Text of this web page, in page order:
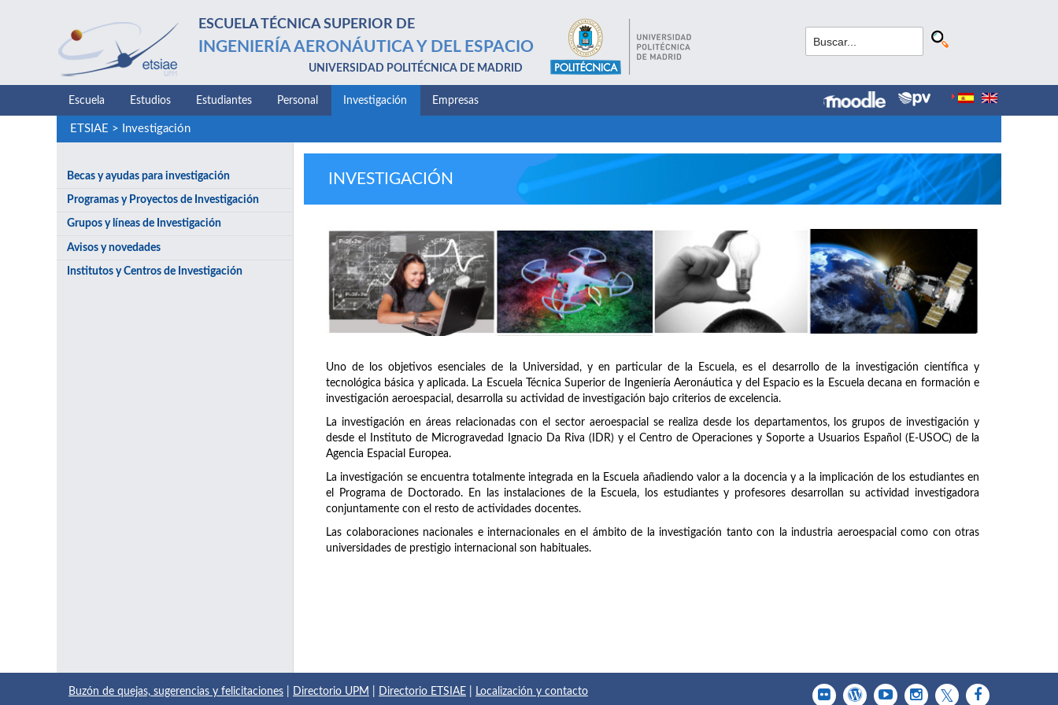
ESCUELA TÉCNICA SUPERIOR DE
INGENIERÍA AERONÁUTICA Y DEL ESPACIO
UNIVERSIDAD POLITÉCNICA DE MADRID
Escuela Estudios Estudiantes Personal Investigación Empresas
ETSIAE > Investigación
Becas y ayudas para investigación
Programas y Proyectos de Investigación
Grupos y líneas de Investigación
Avisos y novedades
Institutos y Centros de Investigación
INVESTIGACIÓN
Uno de los objetivos esenciales de la Universidad, y en particular de la Escuela, es el desarrollo de la investigación científica y
tecnológica básica y aplicada. La Escuela Técnica Superior de Ingeniería Aeronáutica y del Espacio es la Escuela decana en formación e
investigación aeroespacial, desarrolla su actividad de investigación bajo criterios de excelencia.
La investigación en áreas relacionadas con el sector aeroespacial se realiza desde los departamentos, los grupos de investigación y
desde el Instituto de Microgravedad Ignacio Da Riva (IDR) y el Centro de Operaciones y Soporte a Usuarios Español (E-USOC) de la
Agencia Espacial Europea.
La investigación se encuentra totalmente integrada en la Escuela añadiendo valor a la docencia y a la implicación de los estudiantes en
el Programa de Doctorado. En las instalaciones de la Escuela, los estudiantes y profesores desarrollan su actividad investigadora
conjuntamente con el resto de actividades docentes.
Las colaboraciones nacionales e internacionales en el ámbito de la investigación tanto con la industria aeroespacial como con otras
universidades de prestigio internacional son habituales.
Buzón de quejas, sugerencias y felicitaciones Directorio UPM Directorio ETSIAE Localización y contacto